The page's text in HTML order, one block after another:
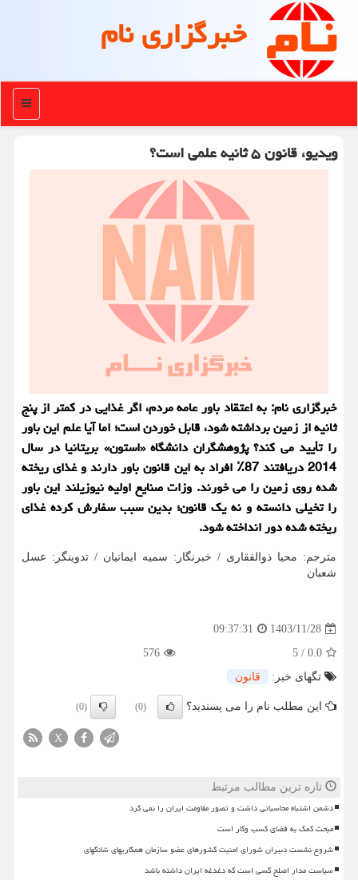
خبرگزاری نام
منو
ویدیو، قانون ۵ ثانیه علمی است؟
خبرگزاری نام: به اعتقاد باور عامه مردم، اگر غذایی در کمتر از پنج
ثانیه از زمین برداشته شود، قابل خوردن است؛ اما آیا علم این باور
را تأیید می کند؟ پژوهشگران دانشگاه «استون» بریتانیا در سال
2014 دریافتند 87٪ افراد به این قانون باور دارند و غذای ریخته
شده روی زمین را می خورند. وزات صنایع اولیه نیوزیلند این باور
را تخیلی دانسته و نه یک قانون؛ بدین سبب سفارش کرده غذای
ریخته شده دور انداخته شود.
مترجم: محیا ذوالفقاری / خبرنگار: سمیه ایمانیان / تدوینگر: عسل
شعبان
1403/11/28
09:37:31
0.0
/
5
576
تگهای خبر:
قانون
این مطلب نام را می پسندید؟ (0)
(0)
X
تازه ترین مطالب مرتبط
دشمن اشتباه محاسباتی داشت و تصور مقاومت ایران را نمی کرد
مبحث کمک به فضای کسب وکار است
شروع نشست دبیران شورای امنیت کشورهای عضو سازمان همکاریهای شانگهای
سیاست مدار اصلح کسی است که دغدغه ایران داشته باشد